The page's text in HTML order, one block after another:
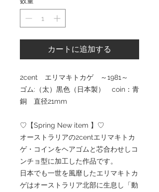
カートに追加する
2cent エリマキトカゲ ～1981～
ゴム:（太）黒色（日本製） coin：青
銅 直径21mm
♡【Spring New item 】♡
オーストラリアの2centエリマキトカ
ゲ・コインをヘアゴムと芯合わせしコ
ンチョ型に加工した作品です。
日本でも一世を風靡したエリマキトカ
ゲはオーストラリア北部に生息し「動